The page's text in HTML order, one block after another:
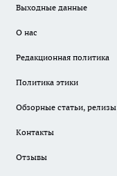
Выходные данные
О нас
Редакционная политика
Политика этики
Обзорные статьи, релизы
Контакты
Отзывы